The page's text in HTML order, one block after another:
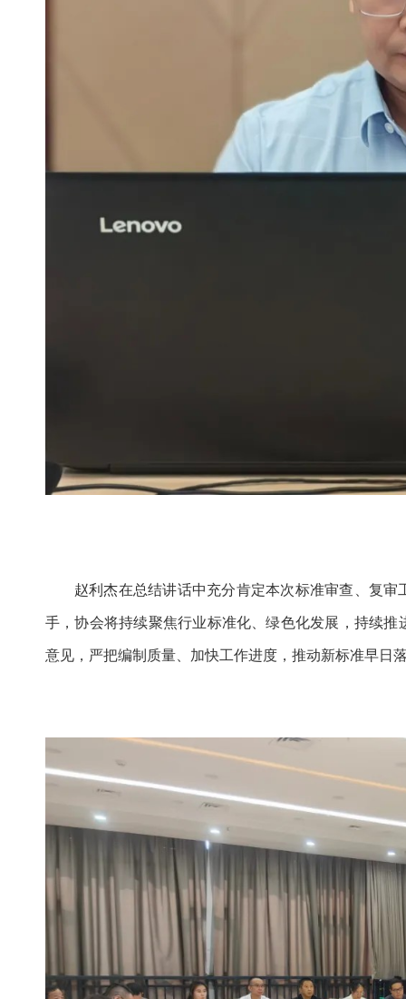
赵利杰在总结讲话中充分肯定本次标准审查、复
手，协会将持续聚焦行业标准化、绿色化发展，持续
意见，严把编制质量、加快工作进度，推动新标准早日